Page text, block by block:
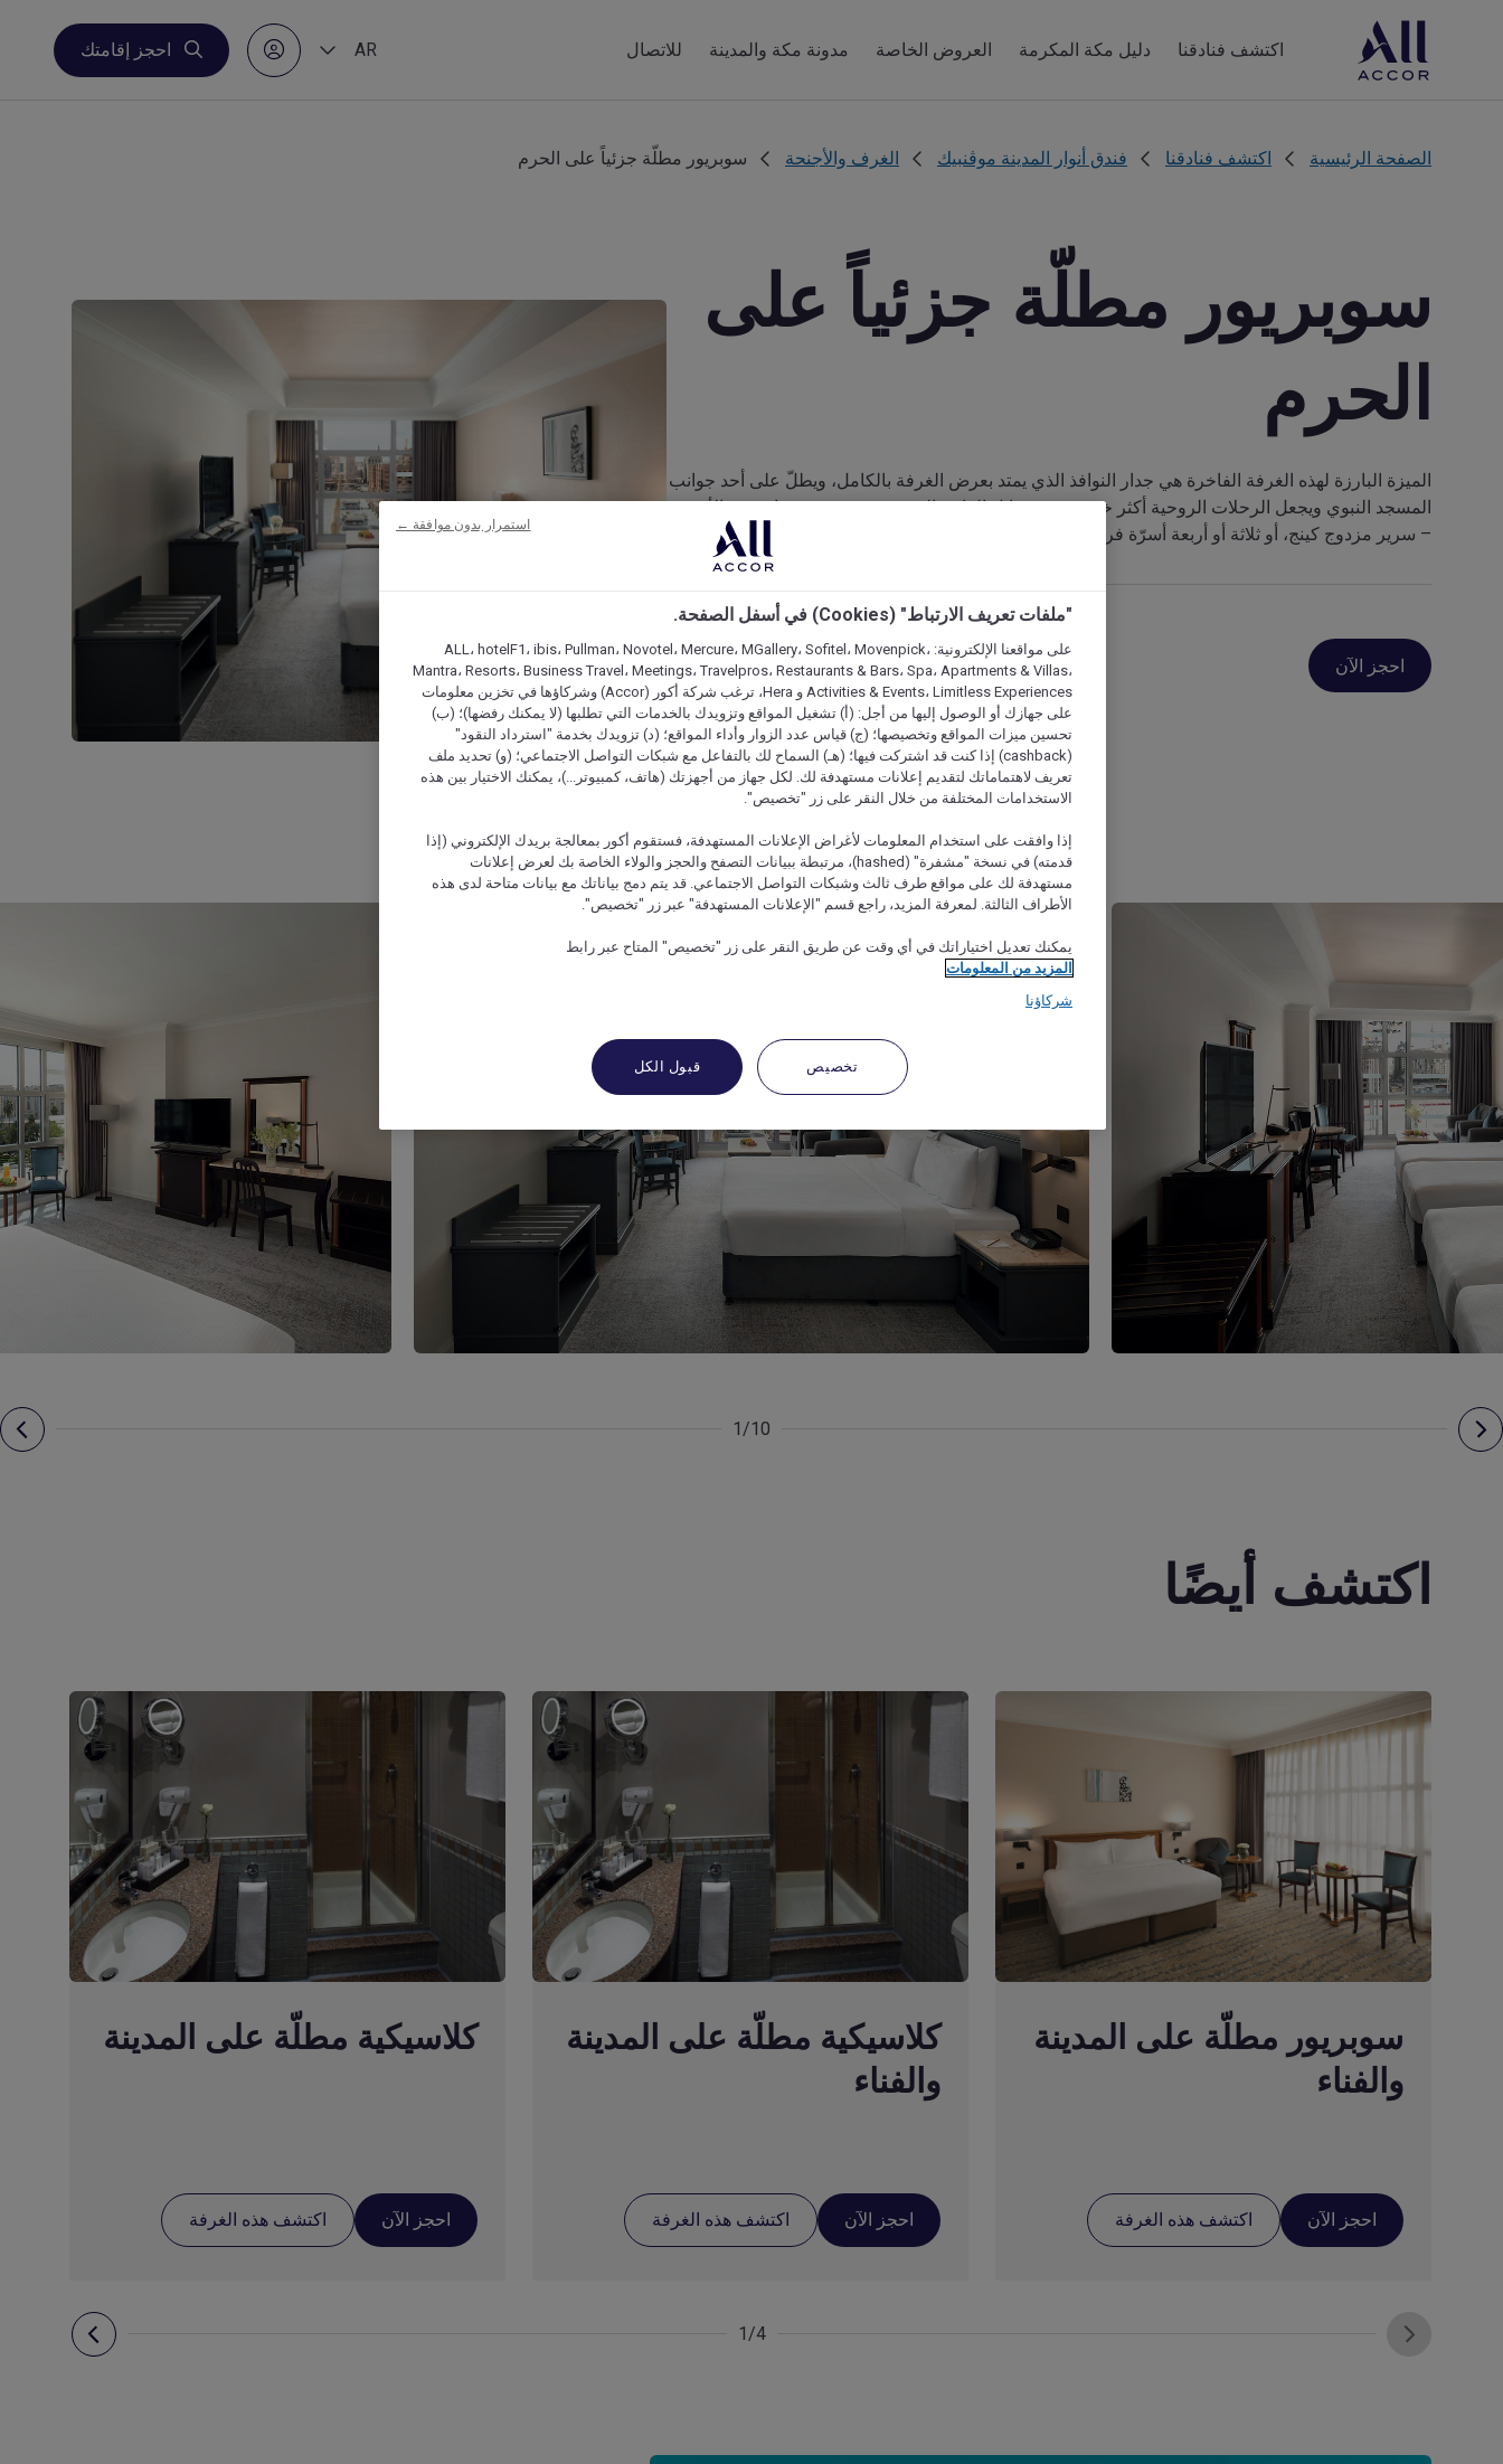
اكتشف فنادقنا دليل مكة المكرمة العروض الخاصة مدونة مكة والمدينة للاتصال AR احجز إقامتك
الصفحة الرئيسية اكتشف فنادقنا فندق أنوار المدينة موڤنبيك الغرف والأجنحة سوبريور مطلّة جزئياً على الحرم
سوبريور مطلّة جزئياً على
الحرم
الميزة البارزة لهذه الغرفة الفاخرة هي جدار النوافذ الذي يمتد بعرض الغرفة بالكامل، ويطلّ على أحد جوانب
المسجد النبوي ويجعل الرحلات الروحية أكثر خصوصية. وسائل الراحة الحديثة ومجموعة مختارة من الأسرّة
– سرير مزدوج كينج، أو ثلاثة أو أربعة أسرّة فردية – تجعل من السهل الاسترخاء مع جميع أفراد العائلة.
احجز الآن
1/10
اكتشف أيضًا
سوبريور مطلّة على المدينة
والفناء
احجز الآن اكتشف هذه الغرفة
كلاسيكية مطلّة على المدينة
والفناء
احجز الآن اكتشف هذه الغرفة
كلاسيكية مطلّة على المدينة
احجز الآن اكتشف هذه الغرفة
1/4
"ملفات تعريف الارتباط" (Cookies) في أسفل الصفحة.
على مواقعنا الإلكترونية: ALL، hotelF1، ibis، Pullman، Novotel، Mercure، MGallery، Sofitel، Movenpick،
Mantra، Resorts، Business Travel، Meetings، Travelpros، Restaurants & Bars، Spa، Apartments & Villas،
Activities & Events، Limitless Experiences و Hera، ترغب شركة أكور (Accor) وشركاؤها في تخزين معلومات
على جهازك أو الوصول إليها من أجل: (أ) تشغيل المواقع وتزويدك بالخدمات التي تطلبها (لا يمكنك رفضها)؛ (ب)
تحسين ميزات المواقع وتخصيصها؛ (ج) قياس عدد الزوار وأداء المواقع؛ (د) تزويدك بخدمة "استرداد النقود"
(cashback) إذا كنت قد اشتركت فيها؛ (هـ) السماح لك بالتفاعل مع شبكات التواصل الاجتماعي؛ (و) تحديد ملف
تعريف لاهتماماتك لتقديم إعلانات مستهدفة لك. لكل جهاز من أجهزتك (هاتف، كمبيوتر...)، يمكنك الاختيار بين هذه
الاستخدامات المختلفة من خلال النقر على زر "تخصيص".
إذا وافقت على استخدام المعلومات لأغراض الإعلانات المستهدفة، فستقوم أكور بمعالجة بريدك الإلكتروني (إذا
قدمته) في نسخة "مشفرة" (hashed)، مرتبطة ببيانات التصفح والحجز والولاء الخاصة بك لعرض إعلانات
مستهدفة لك على مواقع طرف ثالث وشبكات التواصل الاجتماعي. قد يتم دمج بياناتك مع بيانات متاحة لدى هذه
الأطراف الثالثة. لمعرفة المزيد، راجع قسم "الإعلانات المستهدفة" عبر زر "تخصيص".
يمكنك تعديل اختياراتك في أي وقت عن طريق النقر على زر "تخصيص" المتاح عبر رابط
المزيد من المعلومات
شركاؤنا
تخصيص قبول الكل
استمرار بدون موافقة ←